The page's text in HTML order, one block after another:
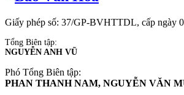
Giấy phép số: 37/GP-BVHTTDL, cấp ngày
Tổng Biên tập:
NGUYỄN ANH VŨ
Phó Tổng Biên tập:
PHAN THANH NAM, NGUYỄN VĂN